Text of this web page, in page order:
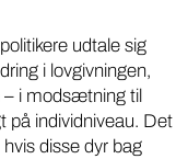
udtale sig
i lovgivningen,
– i modsætning til
på individniveau. Det
disse dyr bag